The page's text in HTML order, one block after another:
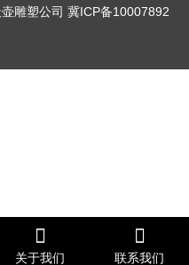
雕塑公司 冀ICP备10007892
关于我们 联系我们